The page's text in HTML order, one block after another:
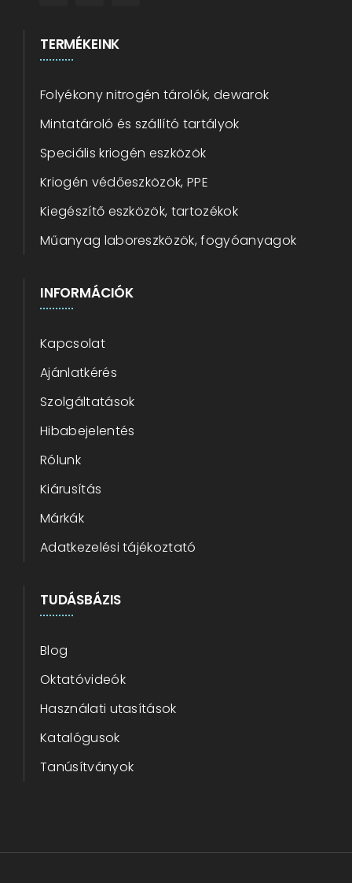
TERMÉKEINK
Folyékony nitrogén tárolók, dewarok
Mintatároló és szállító tartályok
Speciális kriogén eszközök
Kriogén védőeszközök, PPE
Kiegészítő eszközök, tartozékok
Műanyag laboreszközök, fogyóanyagok
INFORMÁCIÓK
Kapcsolat
Ajánlatkérés
Szolgáltatások
Hibabejelentés
Rólunk
Kiárusítás
Márkák
Adatkezelési tájékoztató
TUDÁSBÁZIS
Blog
Oktatóvideók
Használati utasítások
Katalógusok
Tanúsítványok